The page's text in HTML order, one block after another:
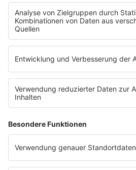
SERVICE
Empfang
barba radio App
Impressum
Datenschutz Facebook & Instagram
Datenschutzeinstellungen
Clubbedingungen
Werbung schalten
Waffel-Werbepartner
80s80s.de
90s90s.de